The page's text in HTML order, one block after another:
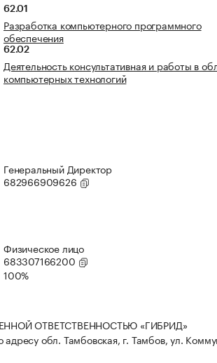
62.01
Разработка компьютерного программного
обеспечения
62.02
Деятельность консультативная и работы в
компьютерных технологий
Генеральный Директор
682966909626
Физическое лицо
683307166200
100%
ОТВЕТСТВЕННОСТЬЮ «ГИБРИД»
обл. Тамбовская, г. Тамбов, ул.